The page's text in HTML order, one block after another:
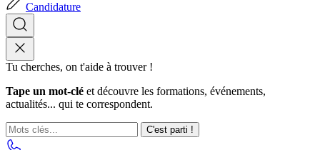
Candidature
Tu cherches, on t'aide à trouver !
Tape un mot-clé et découvre les formations, événements,
actualités... qui te correspondent.
C'est parti !